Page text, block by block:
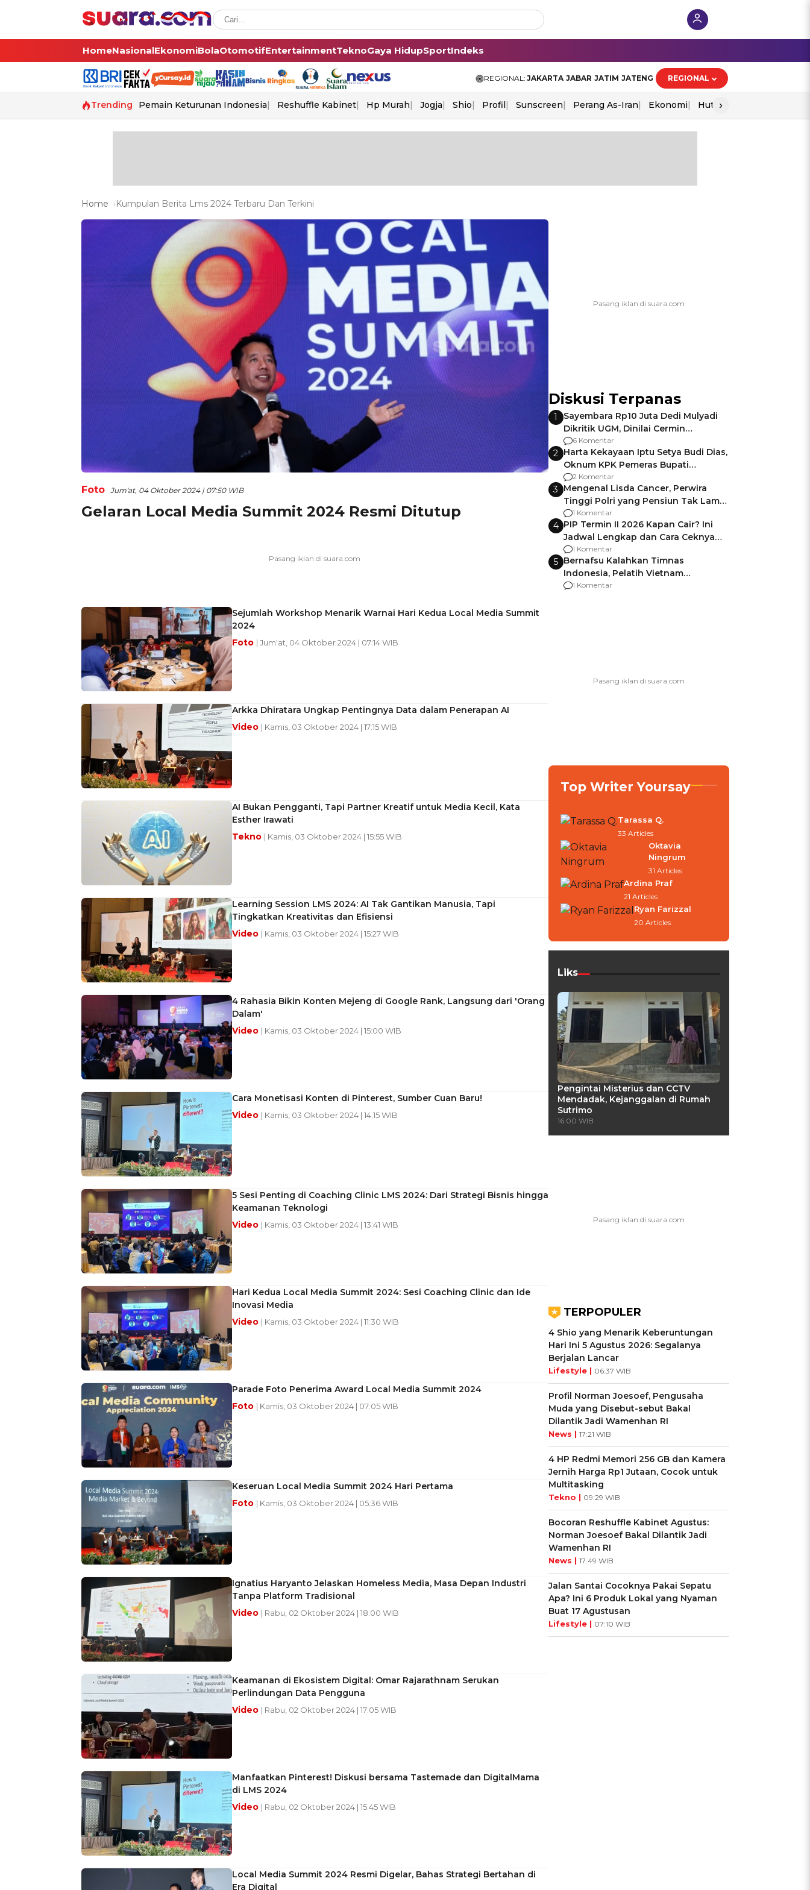
HomeNasionalEkonomiBolaOtomotifEntertainmentTeknoGaya HidupSportIndeks
REGIONAL: JAKARTA JABAR JATIM JATENG REGIONAL
Trending Pemain Keturunan Indonesia Reshuffle Kabinet Hp Murah Jogja Shio Profil Sunscreen Perang As-Iran Ekonomi Hut Ri
›
Home Kumpulan Berita Lms 2024 Terbaru Dan Terkini
Foto Jum'at, 04 Oktober 2024 | 07:50 WIB
Gelaran Local Media Summit 2024 Resmi Ditutup
Sejumlah Workshop Menarik Warnai Hari Kedua Local Media Summit
2024
Foto | Jum'at, 04 Oktober 2024 | 07:14 WIB
Arkka Dhiratara Ungkap Pentingnya Data dalam Penerapan AI
Video | Kamis, 03 Oktober 2024 | 17:15 WIB
AI Bukan Pengganti, Tapi Partner Kreatif untuk Media Kecil, Kata
Esther Irawati
Tekno | Kamis, 03 Oktober 2024 | 15:55 WIB
Learning Session LMS 2024: AI Tak Gantikan Manusia, Tapi
Tingkatkan Kreativitas dan Efisiensi
Video | Kamis, 03 Oktober 2024 | 15:27 WIB
4 Rahasia Bikin Konten Mejeng di Google Rank, Langsung dari 'Orang
Dalam'
Video | Kamis, 03 Oktober 2024 | 15:00 WIB
Cara Monetisasi Konten di Pinterest, Sumber Cuan Baru!
Video | Kamis, 03 Oktober 2024 | 14:15 WIB
5 Sesi Penting di Coaching Clinic LMS 2024: Dari Strategi Bisnis hingga
Keamanan Teknologi
Video | Kamis, 03 Oktober 2024 | 13:41 WIB
Hari Kedua Local Media Summit 2024: Sesi Coaching Clinic dan Ide
Inovasi Media
Video | Kamis, 03 Oktober 2024 | 11:30 WIB
Parade Foto Penerima Award Local Media Summit 2024
Foto | Kamis, 03 Oktober 2024 | 07:05 WIB
Keseruan Local Media Summit 2024 Hari Pertama
Foto | Kamis, 03 Oktober 2024 | 05:36 WIB
Ignatius Haryanto Jelaskan Homeless Media, Masa Depan Industri
Tanpa Platform Tradisional
Video | Rabu, 02 Oktober 2024 | 18:00 WIB
Keamanan di Ekosistem Digital: Omar Rajarathnam Serukan
Perlindungan Data Pengguna
Video | Rabu, 02 Oktober 2024 | 17:05 WIB
Manfaatkan Pinterest! Diskusi bersama Tastemade dan DigitalMama
di LMS 2024
Video | Rabu, 02 Oktober 2024 | 15:45 WIB
Local Media Summit 2024 Resmi Digelar, Bahas Strategi Bertahan di
Era Digital
Diskusi Terpanas
1
Sayembara Rp10 Juta Dedi Mulyadi
Dikritik UGM, Dinilai Cermin
Gagalnya Negara Jamin Keamanan
6 Komentar
2 Harta Kekayaan Iptu Setya Budi Dias,
Oknum KPK Pemeras Bupati
Pemalang
2 Komentar
3 Mengenal Lisda Cancer, Perwira
Tinggi Polri yang Pensiun Tak Lama
Usai Jadi Brigjen
1 Komentar
4 PIP Termin II 2026 Kapan Cair? Ini
Jadwal Lengkap dan Cara Ceknya
agar Dana Tidak Hangus!
1 Komentar
5 Bernafsu Kalahkan Timnas
Indonesia, Pelatih Vietnam
Berencana Pakai Jimat di Pakansari
1 Komentar
Top Writer Yoursay
Tarassa Q.
33 Articles
Oktavia
Ningrum
31 Articles
Ardina Praf
21 Articles
Ryan Farizzal
20 Articles
Liks
Pengintai Misterius dan CCTV
Mendadak, Kejanggalan di Rumah
Sutrimo
16:00 WIB
TERPOPULER
4 Shio yang Menarik Keberuntungan
Hari Ini 5 Agustus 2026: Segalanya
Berjalan Lancar
Lifestyle | 06:37 WIB
Profil Norman Joesoef, Pengusaha
Muda yang Disebut-sebut Bakal
Dilantik Jadi Wamenhan RI
News | 17:21 WIB
4 HP Redmi Memori 256 GB dan Kamera
Jernih Harga Rp1 Jutaan, Cocok untuk
Multitasking
Tekno | 09:29 WIB
Bocoran Reshuffle Kabinet Agustus:
Norman Joesoef Bakal Dilantik Jadi
Wamenhan RI
News | 17:49 WIB
Jalan Santai Cocoknya Pakai Sepatu
Apa? Ini 6 Produk Lokal yang Nyaman
Buat 17 Agustusan
Lifestyle | 07:10 WIB